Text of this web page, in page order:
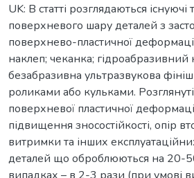
UK: В статті розглядаються існуючі
поверхневого шару деталей з
поверхнево-пластичної
наклеп; чеканка; гідроабразивний
безабразивна ультразвукова
роликами або кульками.
поверхневої пластичної
підвищення зносостійкості, опір
витримки та інших
деталей що оброблюються на 20-